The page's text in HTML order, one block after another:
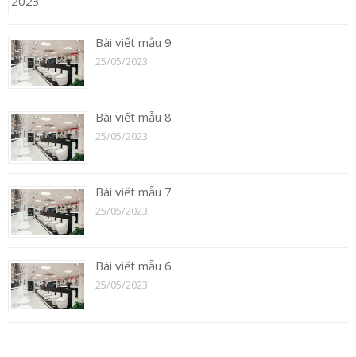
Bài viết mẫu 9
25/05/2023
Bài viết mẫu 8
25/05/2023
Bài viết mẫu 7
25/05/2023
Bài viết mẫu 6
25/05/2023